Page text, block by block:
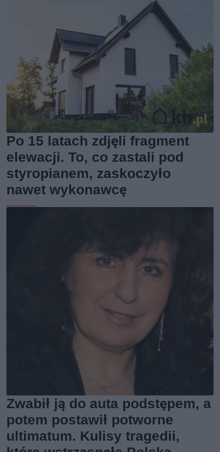
Po 15 latach zdjęli fragment
elewacji. To, co zastali pod
styropianem, zaskoczyło
nawet wykonawcę
Zwabił ją do auta podstępem, a
potem postawił potworne
ultimatum. Kulisy tragedii,